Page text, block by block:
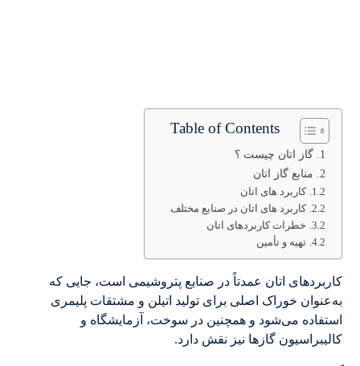
Table of Contents
گاز اتان چیست ؟
منابع گاز اتان
کاربرد های اتان
کاربرد های اتان در صنایع مختلف
خطرات کاربردهای اتان
تهیه و تأمین
کاربردهای اتان عمدتاً در صنایع پتروشیمی است، جایی که
به‌عنوان خوراک اصلی برای تولید اتیلن و مشتقات پلیمری
استفاده می‌شود و همچنین در سوخت، آزمایشگاه و
کالیبراسیون گازها نیز نقش دارد.